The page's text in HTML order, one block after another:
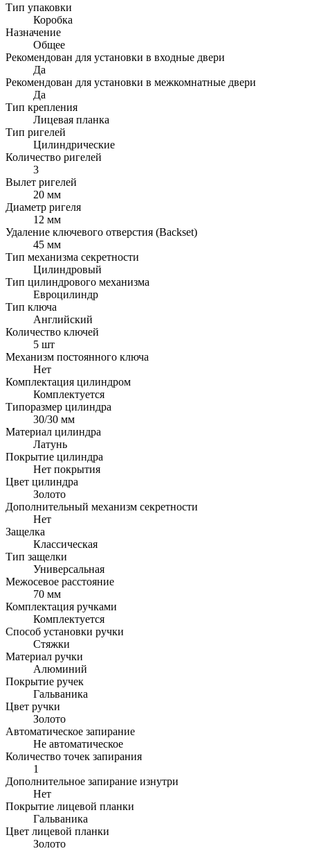
Тип упаковки
Коробка
Назначение
Общее
Рекомендован для установки в входные двери
Да
Рекомендован для установки в межкомнатные двери
Да
Тип крепления
Лицевая планка
Тип ригелей
Цилиндрические
Количество ригелей
3
Вылет ригелей
20 мм
Диаметр ригеля
12 мм
Удаление ключевого отверстия (Backset)
45 мм
Тип механизма секретности
Цилиндровый
Тип цилиндрового механизма
Евроцилиндр
Тип ключа
Английский
Количество ключей
5 шт
Механизм постоянного ключа
Нет
Комплектация цилиндром
Комплектуется
Типоразмер цилиндра
30/30 мм
Материал цилиндра
Латунь
Покрытие цилиндра
Нет покрытия
Цвет цилиндра
Золото
Дополнительный механизм секретности
Нет
Защелка
Классическая
Тип защелки
Универсальная
Межосевое расстояние
70 мм
Комплектация ручками
Комплектуется
Способ установки ручки
Стяжки
Материал ручки
Алюминий
Покрытие ручек
Гальваника
Цвет ручки
Золото
Автоматическое запирание
Не автоматическое
Количество точек запирания
1
Дополнительное запирание изнутри
Нет
Покрытие лицевой планки
Гальваника
Цвет лицевой планки
Золото